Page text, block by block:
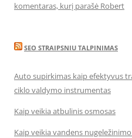
komentaras, kurį parašė Robert
SEO STRAIPSNIU TALPINIMAS
Auto supirkimas kaip efektyvus
ciklo valdymo instrumentas
Kaip veikia atbulinis osmosas
Kaip veikia vandens